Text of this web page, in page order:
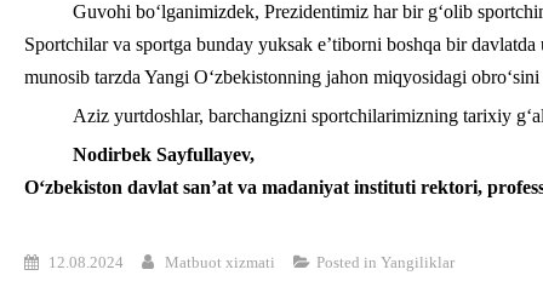
Guvohi bo‘lganimizdek, Prezidentimiz har bir g‘olib
Sportchilar va sportga bunday yuksak e’tiborni boshqa bir
munosib tarzda Yangi O‘zbekistonning jahon miqyosidagi
Aziz yurtdoshlar, barchangizni sportchilarimizning tarixiy
Nodirbek Sayfullayev,
O‘zbekiston davlat san’at va madaniyat instituti rektori,
12.08.2024 Matbuot xizmati Posted in Yangiliklar